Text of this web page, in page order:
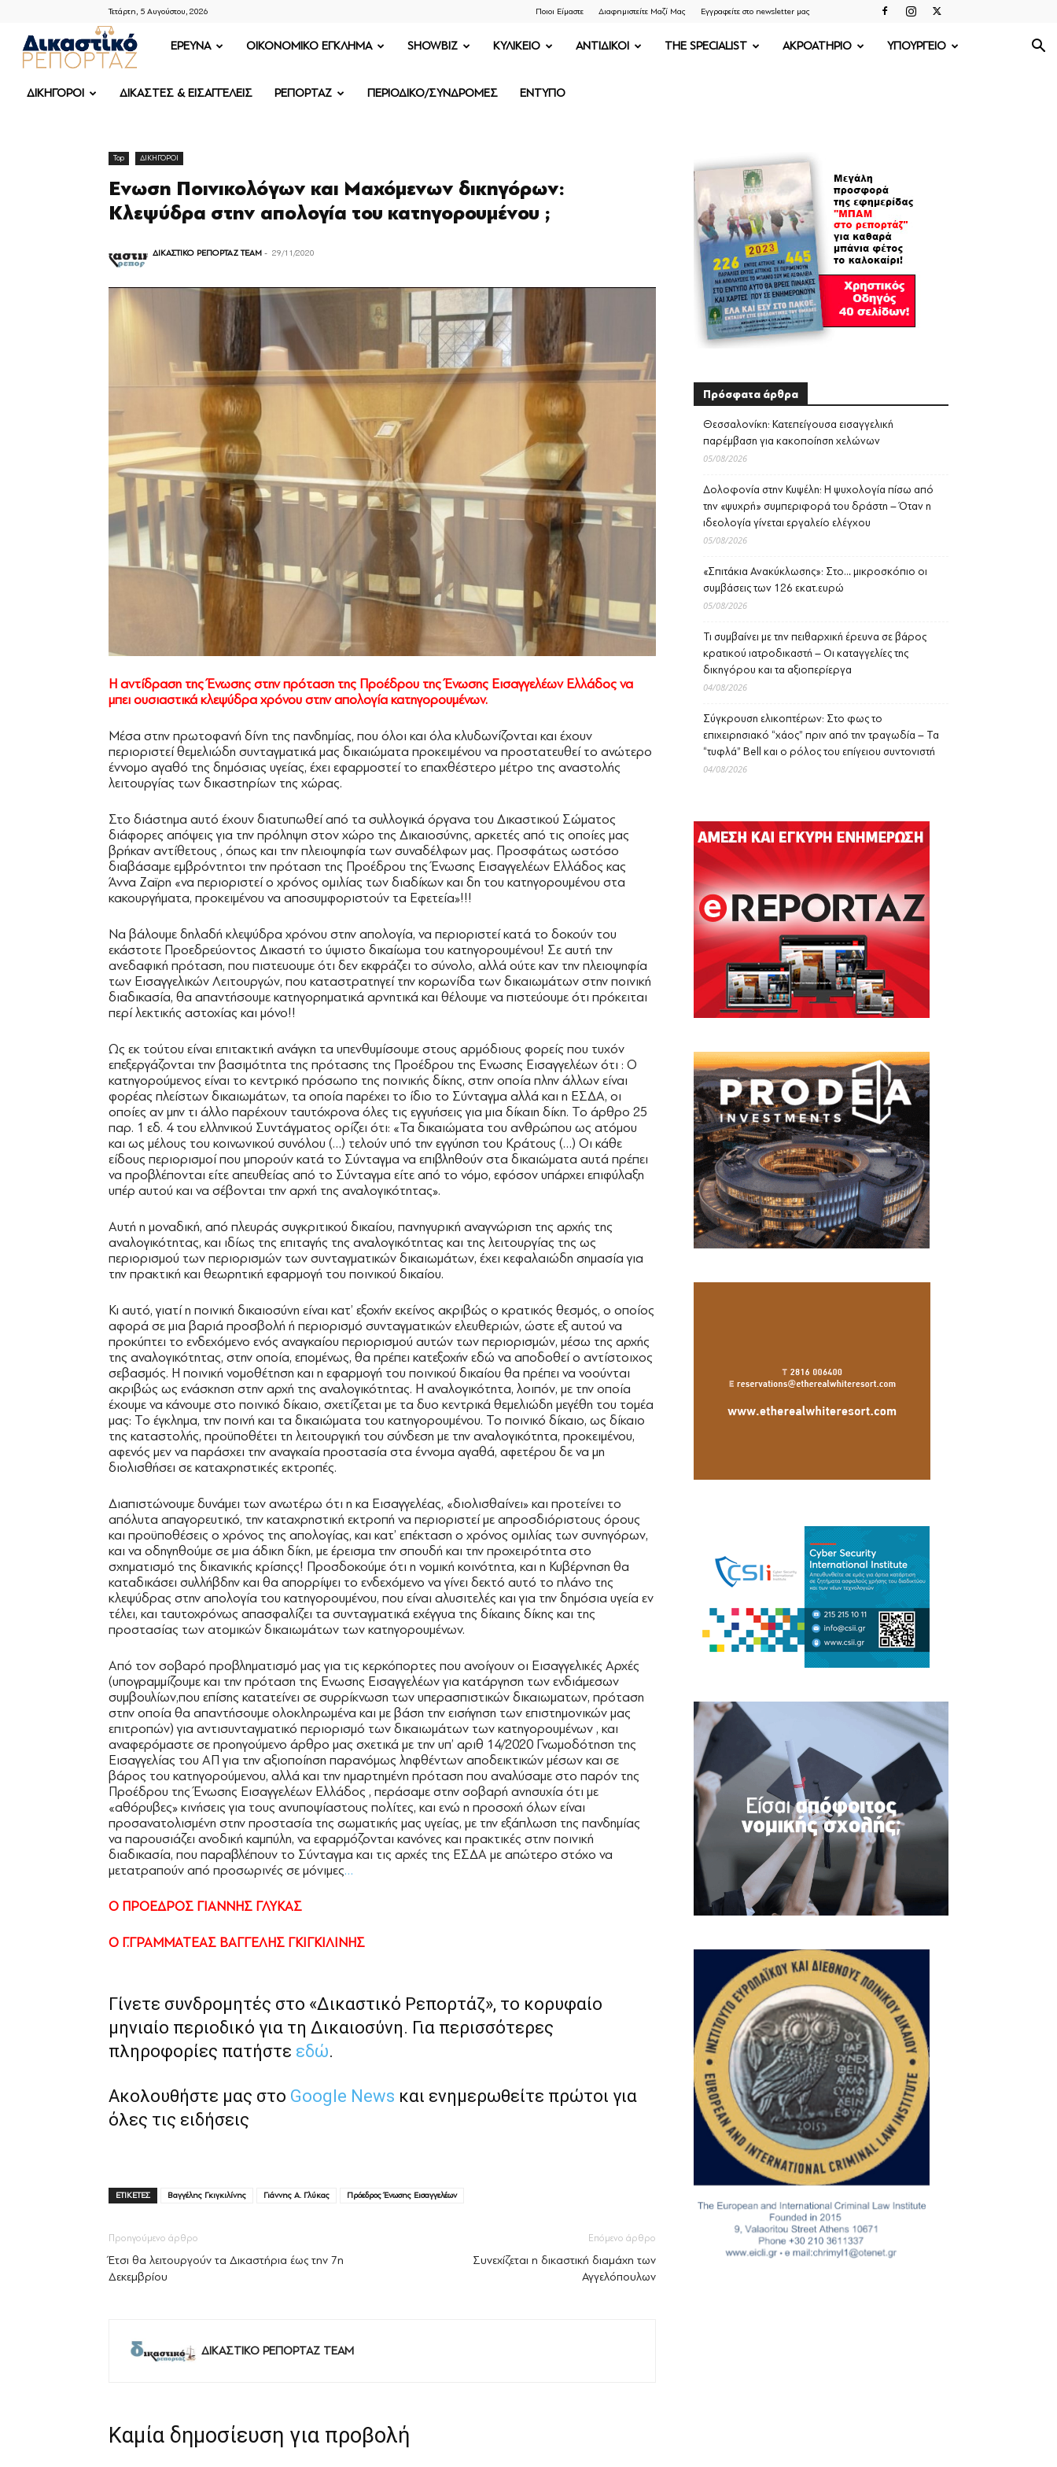
Τετάρτη, 5 Αυγούστου, 2026 Ποιοι Είμαστε Διαφημιστείτε Μαζί Μας Εγγραφείτε στο newsletter μας
ΔΙΚΑΣΤΙΚΟ
ΡΕΠΟΡΤΑΖ
ΕΡΕΥΝΑ OIKONOMIKO ΕΓΚΛΗΜΑ SHOWBIZ ΚΥΛΙΚΕΙΟ ΑΝΤΙΔΙΚΟΙ THE SPECIALIST ΑΚΡΟΑΤΗΡΙΟ ΥΠΟΥΡΓΕΙΟ
ΔΙΚΗΓΟΡΟΙ ΔΙΚΑΣΤΕΣ & ΕΙΣΑΓΓΕΛΕΙΣ ΡΕΠΟΡΤΑΖ ΠΕΡΙΟΔΙΚΟ/ΣΥΝΔΡΟΜΕΣ ΕΝΤΥΠΟ
Top ΔΙΚΗΓΟΡΟΙ
Ενωση Ποινικολόγων και Μαχόμενων δικηγόρων:
Κλεψύδρα στην απολογία του κατηγορουμένου ;
ΔΙΚΑΣΤΙΚΟ ΡΕΠΟΡΤΑΖ TEAM - 29/11/2020
Η αντίδραση της Ένωσης στην πρόταση της Προέδρου της Ένωσης Εισαγγελέων Ελλάδος να
μπει ουσιαστικά κλεψύδρα χρόνου στην απολογία κατηγορουμένων.
Μέσα στην πρωτοφανή δίνη της πανδημίας, που όλοι και όλα κλυδωνίζονται και έχουν
περιοριστεί θεμελιώδη συνταγματικά μας δικαιώματα προκειμένου να προστατευθεί το ανώτερο
έννομο αγαθό της δημόσιας υγείας, έχει εφαρμοστεί το επαχθέστερο μέτρο της αναστολής
λειτουργίας των δικαστηρίων της χώρας.
Στο διάστημα αυτό έχουν διατυπωθεί από τα συλλογικά όργανα του Δικαστικού Σώματος
διάφορες απόψεις για την πρόληψη στον χώρο της Δικαιοσύνης, αρκετές από τις οποίες μας
βρήκαν αντίθετους , όπως και την πλειοψηφία των συναδέλφων μας. Προσφάτως ωστόσο
διαβάσαμε εμβρόντητοι την πρόταση της Προέδρου της Ένωσης Εισαγγελέων Ελλάδος κας
Άννα Ζαϊρη «να περιοριστεί ο χρόνος ομιλίας των διαδίκων και δη του κατηγορουμένου στα
κακουργήματα, προκειμένου να αποσυμφοριστούν τα Εφετεία»!!!
Να βάλουμε δηλαδή κλεψύδρα χρόνου στην απολογία, να περιοριστεί κατά το δοκούν του
εκάστοτε Προεδρεύοντος Δικαστή το ύψιστο δικαίωμα του κατηγορουμένου! Σε αυτή την
ανεδαφική πρόταση, που πιστευουμε ότι δεν εκφράζει το σύνολο, αλλά ούτε καν την πλειοψηφία
των Εισαγγελικών Λειτουργών, που καταστρατηγεί την κορωνίδα των δικαιωμάτων στην ποινική
διαδικασία, θα απαντήσουμε κατηγορηματικά αρνητικά και θέλουμε να πιστεύουμε ότι πρόκειται
περί λεκτικής αστοχίας και μόνο!!
Ως εκ τούτου είναι επιτακτική ανάγκη τα υπενθυμίσουμε στους αρμόδιους φορείς που τυχόν
επεξεργάζονται την βασιμότητα της πρότασης της Προέδρου της Ενωσης Εισαγγελέων ότι : Ο
κατηγορούμενος είναι το κεντρικό πρόσωπο της ποινικής δίκης, στην οποία πλην άλλων είναι
φορέας πλείστων δικαιωμάτων, τα οποία παρέχει το ίδιο το Σύνταγμα αλλά και η ΕΣΔΑ, οι
οποίες αν μην τι άλλο παρέχουν ταυτόχρονα όλες τις εγγυήσεις για μια δίκαιη δίκη. Το άρθρο 25
παρ. 1 εδ. 4 του ελληνικού Συντάγματος ορίζει ότι: «Τα δικαιώματα του ανθρώπου ως ατόμου
και ως μέλους του κοινωνικού συνόλου (…) τελούν υπό την εγγύηση του Κράτους (…) Oι κάθε
είδους περιορισμοί που μπορούν κατά το Σύνταγμα να επιβληθούν στα δικαιώματα αυτά πρέπει
να προβλέπονται είτε απευθείας από το Σύνταγμα είτε από το νόμο, εφόσον υπάρχει επιφύλαξη
υπέρ αυτού και να σέβονται την αρχή της αναλογικότητας».
Αυτή η μοναδική, από πλευράς συγκριτικού δικαίου, πανηγυρική αναγνώριση της αρχής της
αναλογικότητας, και ιδίως της επιταγής της αναλογικότητας και της λειτουργίας της ως
περιορισμού των περιορισμών των συνταγματικών δικαιωμάτων, έχει κεφαλαιώδη σημασία για
την πρακτική και θεωρητική εφαρμογή του ποινικού δικαίου.
Κι αυτό, γιατί η ποινική δικαιοσύνη είναι κατ’ εξοχήν εκείνος ακριβώς ο κρατικός θεσμός, ο οποίος
αφορά σε μια βαριά προσβολή ή περιορισμό συνταγματικών ελευθεριών, ώστε εξ αυτού να
προκύπτει το ενδεχόμενο ενός αναγκαίου περιορισμού αυτών των περιορισμών, μέσω της αρχής
της αναλογικότητας, στην οποία, επομένως, θα πρέπει κατεξοχήν εδώ να αποδοθεί ο αντίστοιχος
σεβασμός. Η ποινική νομοθέτηση και η εφαρμογή του ποινικού δικαίου θα πρέπει να νοούνται
ακριβώς ως ενάσκηση στην αρχή της αναλογικότητας. Η αναλογικότητα, λοιπόν, με την οποία
έχουμε να κάνουμε στο ποινικό δίκαιο, σχετίζεται με τα δυο κεντρικά θεμελιώδη μεγέθη του τομέα
μας: Το έγκλημα, την ποινή και τα δικαιώματα του κατηγορουμένου. Το ποινικό δίκαιο, ως δίκαιο
της καταστολής, προϋποθέτει τη λειτουργική του σύνδεση με την αναλογικότητα, προκειμένου,
αφενός μεν να παράσχει την αναγκαία προστασία στα έννομα αγαθά, αφετέρου δε να μη
διολισθήσει σε καταχρηστικές εκτροπές.
Διαπιστώνουμε δυνάμει των ανωτέρω ότι η κα Εισαγγελέας, «διολισθαίνει» και προτείνει το
απόλυτα απαγορευτικό, την καταχρηστική εκτροπή να περιοριστεί με απροσδιόριστους όρους
και προϋποθέσεις ο χρόνος της απολογίας, και κατ’ επέκταση ο χρόνος ομιλίας των συνηγόρων,
και να οδηγηθούμε σε μια άδικη δίκη, με έρεισμα την σπουδή και την προχειρότητα στο
σχηματισμό της δικανικής κρίσηςς! Προσδοκούμε ότι η νομική κοινότητα, και η Κυβέρνηση θα
καταδικάσει συλλήβδην και θα απορρίψει το ενδεχόμενο να γίνει δεκτό αυτό το πλάνο της
κλεψύδρας στην απολογία του κατηγορουμένου, που είναι αλυσιτελές και για την δημόσια υγεία εν
τέλει, και ταυτοχρόνως απασφαλίζει τα συνταγματικά εχέγγυα της δίκαιης δίκης και της
προστασίας των ατομικών δικαιωμάτων των κατηγορουμένων.
Από τον σοβαρό προβληματισμό μας για τις κερκόπορτες που ανοίγουν οι Εισαγγελικές Αρχές
(υπογραμμίζουμε και την πρόταση της Ενωσης Εισαγγελέων για κατάργηση των ενδιάμεσων
συμβουλίων,που επίσης κατατείνει σε συρρίκνωση των υπερασπιστικών δικαιωματων, πρόταση
στην οποία θα απαντήσουμε ολοκληρωμένα και με βάση την εισήγηση των επιστημονικών μας
επιτροπών) για αντισυνταγματικό περιορισμό των δικαιωμάτων των κατηγορουμένων , και
αναφερόμαστε σε προηγούμενο άρθρο μας σχετικά με την υπ’ αριθ 14/2020 Γνωμοδότηση της
Εισαγγελίας του ΑΠ για την αξιοποίηση παρανόμως ληφθέντων αποδεικτικών μέσων και σε
βάρος του κατηγορούμενου, αλλά και την ημαρτημένη πρόταση που αναλύσαμε στο παρόν της
Προέδρου της Ένωσης Εισαγγελέων Ελλάδος , περάσαμε στην σοβαρή ανησυχία ότι με
«αθόρυβες» κινήσεις για τους ανυποψίαστους πολίτες, και ενώ η προσοχή όλων είναι
προσανατολισμένη στην προστασία της σωματικής μας υγείας, με την εξάπλωση της πανδημίας
να παρουσιάζει ανοδική καμπύλη, να εφαρμόζονται κανόνες και πρακτικές στην ποινική
διαδικασία, που παραβλέπουν το Σύνταγμα και τις αρχές της ΕΣΔΑ με απώτερο στόχο να
μετατραπούν από προσωρινές σε μόνιμες…
Ο ΠΡΟΕΔΡΟΣ ΓΙΑΝΝΗΣ ΓΛΥΚΑΣ
Ο Γ.ΓΡΑΜΜΑΤΕΑΣ ΒΑΓΓΕΛΗΣ ΓΚΙΓΚΙΛΙΝΗΣ
Γίνετε συνδρομητές στο «Δικαστικό Ρεπορτάζ», το κορυφαίο
μηνιαίο περιοδικό για τη Δικαιοσύνη. Για περισσότερες
πληροφορίες πατήστε εδώ.
Ακολουθήστε μας στο Google News και ενημερωθείτε πρώτοι για
όλες τις ειδήσεις
ΕΤΙΚΕΤΕΣ Βαγγέλης Γκιγκιλίνης Γιάννης Α. Γλύκας Πρόεδρος Ένωσης Εισαγγελέων
Προηγούμενο άρθρο
Έτσι θα λειτουργούν τα Δικαστήρια έως την 7η
Δεκεμβρίου
Επόμενο άρθρο
Συνεχίζεται η δικαστική διαμάχη των
Αγγελόπουλων
ΔΙΚΑΣΤΙΚΟ ΡΕΠΟΡΤΑΖ TEAM
Καμία δημοσίευση για προβολή
Πρόσφατα άρθρα
Θεσσαλονίκη: Κατεπείγουσα εισαγγελική
παρέμβαση για κακοποίηση χελώνων
05/08/2026
Δολοφονία στην Κυψέλη: Η ψυχολογία πίσω από
την «ψυχρή» συμπεριφορά του δράστη – Όταν η
ιδεολογία γίνεται εργαλείο ελέγχου
05/08/2026
«Σπιτάκια Ανακύκλωσης»: Στο… μικροσκόπιο οι
συμβάσεις των 126 εκατ.ευρώ
05/08/2026
Τι συμβαίνει με την πειθαρχική έρευνα σε βάρος
κρατικού ιατροδικαστή – Οι καταγγελίες της
δικηγόρου και τα αξιοπερίεργα
04/08/2026
Σύγκρουση ελικοπτέρων: Στο φως το
επιχειρησιακό “χάος” πριν από την τραγωδία – Τα
“τυφλά” Bell και ο ρόλος του επίγειου συντονιστή
04/08/2026